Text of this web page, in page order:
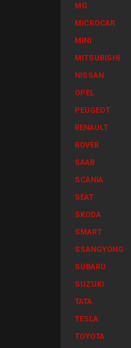
MG
MICROCAR
MINI
MITSUBISHI
NISSAN
OPEL
PEUGEOT
RENAULT
ROVER
SAAB
SCANIA
SEAT
SKODA
SMART
SSANGYONG
SUBARU
SUZUKI
TATA
TESLA
TOYOTA